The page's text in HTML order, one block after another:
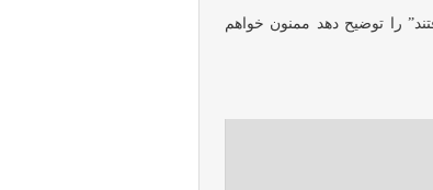
را توضیح دهد ممنون خواهم